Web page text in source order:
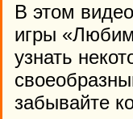
В этом
игры
узнать
забывайте